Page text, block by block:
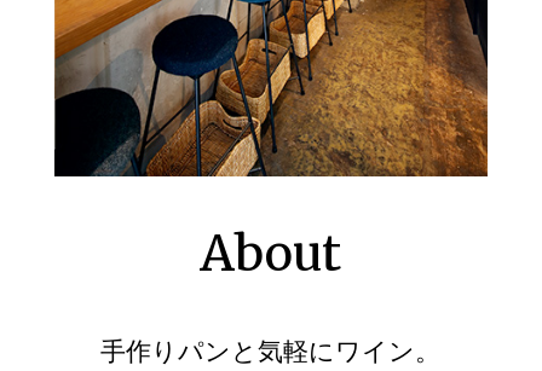
About
手作りパンと気軽にワイン。